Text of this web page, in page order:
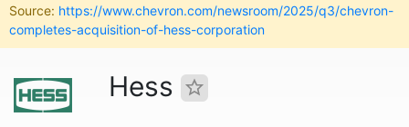
Source: https://www.chevron.com/newsroom/2025/q3/chevron-
completes-acquisition-of-hess-corporation
Hess